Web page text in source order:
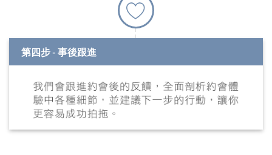
第四步 - 事後跟進